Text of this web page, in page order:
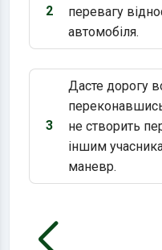
Варіант 2:
2
перевагу
автомобіля.
Варіант 3:
3
Дасте дорогу
не створить
іншим
маневр.